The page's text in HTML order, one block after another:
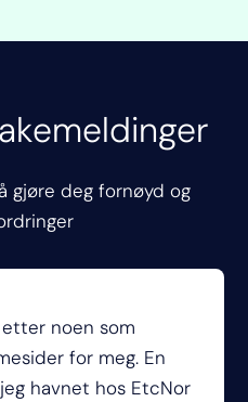
gjøre deg fornøyd og
noen som
for meg. En
havnet hos EtcNor